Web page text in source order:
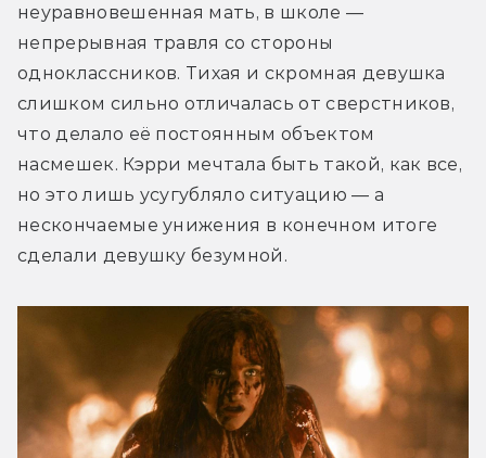
неуравновешенная мать, в школе —
непрерывная травля со стороны
одноклассников. Тихая и скромная девушка
слишком сильно отличалась от сверстников,
что делало её постоянным объектом
насмешек. Кэрри мечтала быть такой, как все,
но это лишь усугубляло ситуацию — а
нескончаемые унижения в конечном итоге
сделали девушку безумной.